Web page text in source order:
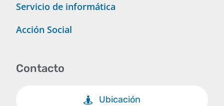
Servicio de informática
Acción Social
Contacto
Ubicación